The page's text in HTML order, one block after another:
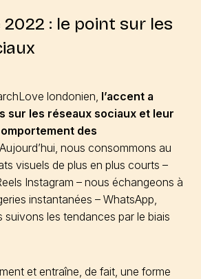
: le point sur les
londonien, l’accent a
sur les réseaux sociaux et leur
des
nous consommons au
visuels de plus en plus courts –
Instagram – nous échangeons à
instantanées – WhatsApp,
suivons les tendances par le biais
et entraîne, de fait, une forme